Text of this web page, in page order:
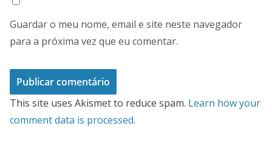
Guardar o meu nome, email e site neste navegador
para a próxima vez que eu comentar.
This site uses Akismet to reduce spam. Learn how your
comment data is processed.